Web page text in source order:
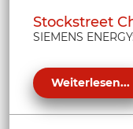
Stockstreet
SIEMENS
Weiterlesen...